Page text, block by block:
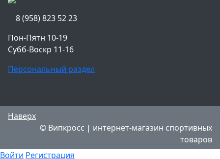
8 (958) 823 52 23
Пон-Пятн 10-19
Субб-Воскр 11-16
Персональный раздел
Наверх
© Випкросс | интернет-магазин спортивных
товаров
Войти Регистрация